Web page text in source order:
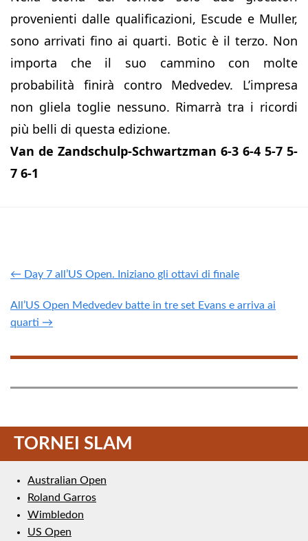
provenienti dalle qualificazioni, Escude e Muller,
sono arrivati fino ai quarti. Botic è il terzo. Non
importa che il suo cammino con molte
probabilità finirà contro Medvedev. L’impresa
non gliela toglie nessuno. Rimarrà tra i ricordi
più belli di questa edizione.
Van de Zandschulp-Schwartzman 6-3 6-4 5-7 5-
7 6-1
← Day 7 all’US Open. Iniziano gli ottavi di finale
All’US Open Medvedev batte in tre set Evans e arriva ai
quarti →
TORNEI SLAM
Australian Open
Roland Garros
Wimbledon
US Open